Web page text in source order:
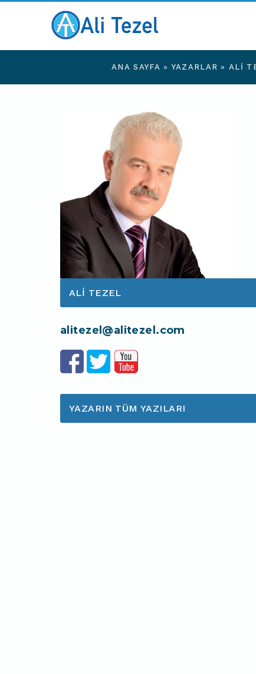
ANA SAYFA »YAZARLAR »ALI
ALI TEZEL
alitezel@alitezel.com
YAZARIN TÜM YAZILARI